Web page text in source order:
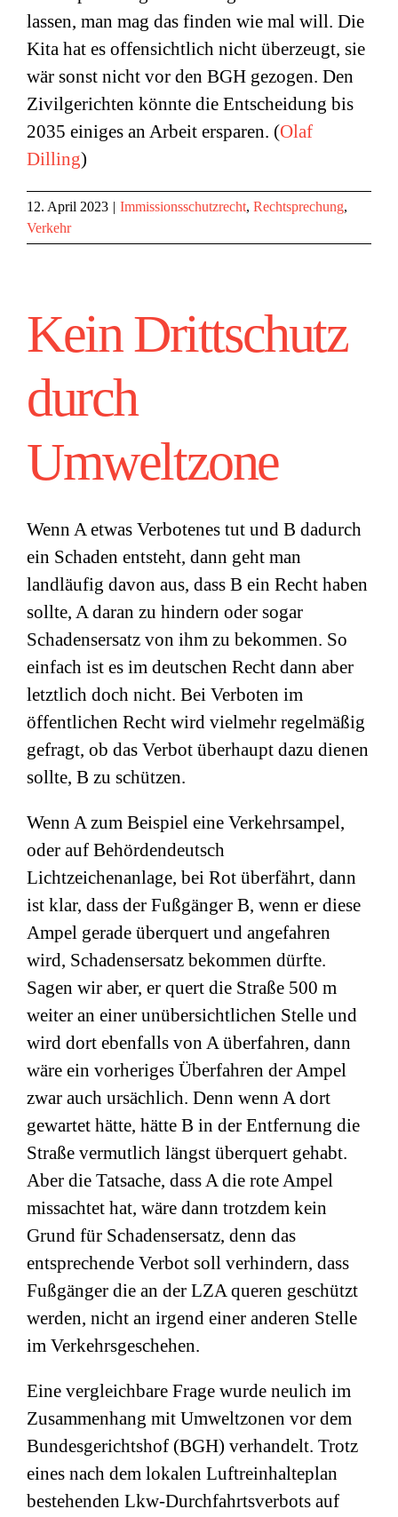
lassen, man mag das finden wie mal will. Die
Kita hat es offensichtlich nicht überzeugt, sie
wär sonst nicht vor den BGH gezogen. Den
Zivilgerichten könnte die Entscheidung bis
2035 einiges an Arbeit ersparen. (Olaf
Dilling)
12. April 2023 | Immissionsschutzrecht, Rechtsprechung,
Verkehr
Kein Drittschutz
durch
Umweltzone
Wenn A etwas Verbotenes tut und B dadurch
ein Schaden entsteht, dann geht man
landläufig davon aus, dass B ein Recht haben
sollte, A daran zu hindern oder sogar
Schadensersatz von ihm zu bekommen. So
einfach ist es im deutschen Recht dann aber
letztlich doch nicht. Bei Verboten im
öffentlichen Recht wird vielmehr regelmäßig
gefragt, ob das Verbot überhaupt dazu dienen
sollte, B zu schützen.
Wenn A zum Beispiel eine Verkehrsampel,
oder auf Behördendeutsch
Lichtzeichenanlage, bei Rot überfährt, dann
ist klar, dass der Fußgänger B, wenn er diese
Ampel gerade überquert und angefahren
wird, Schadensersatz bekommen dürfte.
Sagen wir aber, er quert die Straße 500 m
weiter an einer unübersichtlichen Stelle und
wird dort ebenfalls von A überfahren, dann
wäre ein vorheriges Überfahren der Ampel
zwar auch ursächlich. Denn wenn A dort
gewartet hätte, hätte B in der Entfernung die
Straße vermutlich längst überquert gehabt.
Aber die Tatsache, dass A die rote Ampel
missachtet hat, wäre dann trotzdem kein
Grund für Schadensersatz, denn das
entsprechende Verbot soll verhindern, dass
Fußgänger die an der LZA queren geschützt
werden, nicht an irgend einer anderen Stelle
im Verkehrsgeschehen.
Eine vergleichbare Frage wurde neulich im
Zusammenhang mit Umweltzonen vor dem
Bundesgerichtshof (BGH) verhandelt. Trotz
eines nach dem lokalen Luftreinhalteplan
bestehenden Lkw-Durchfahrtsverbots auf